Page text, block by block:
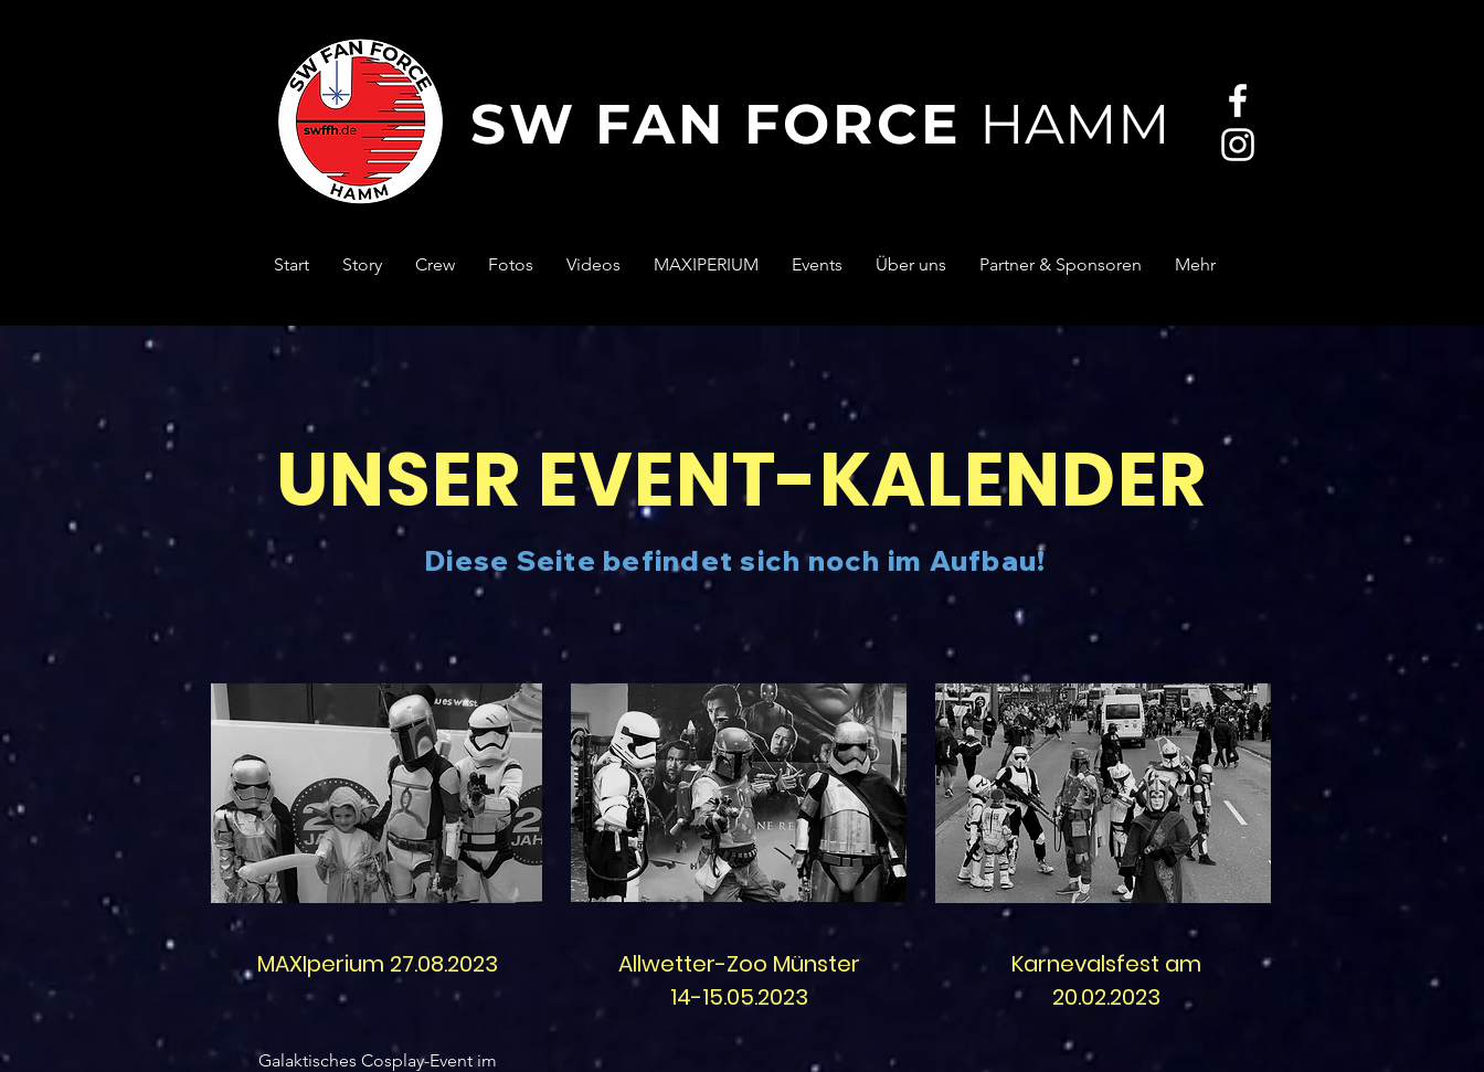
SW FAN FORCE HAMM
Start Story Crew Fotos Videos MAXIPERIUM Events Über uns Partner & Sponsoren Mehr
UNSER EVENT-KALENDER
Diese Seite befindet sich noch im Aufbau!
MAXIperium 27.08.2023
Galaktisches Cosplay-Event im
Allwetter-Zoo Münster
14-15.05.2023
Karnevalsfest am
20.02.2023